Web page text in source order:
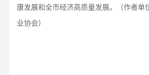
康发展和全市经济高质量发展。（作者单
业协会）